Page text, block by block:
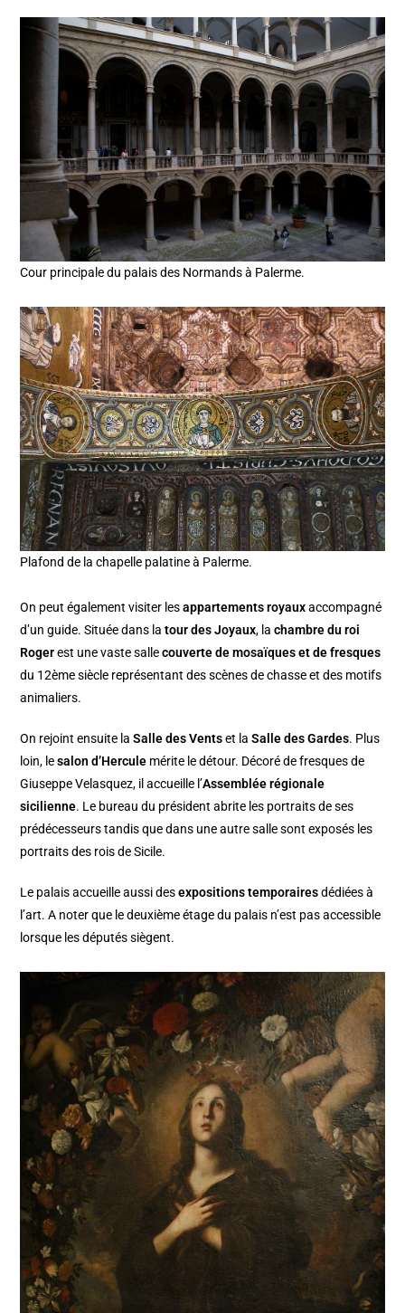
Cour principale du palais des Normands à Palerme.
Plafond de la chapelle palatine à Palerme.
On peut également visiter lesappartements royauxaccompagné
d’un guide. Située dans latour des Joyaux, lachambre du roi
Rogerest une vaste sallecouverte de mosaïques et de fresques
du 12ème siècle représentant des scènes de chasse et des motifs
animaliers.
On rejoint ensuite laSalle des Ventset laSalle des Gardes. Plus
loin, lesalon d’Hercule mérite le détour. Décoré de fresques de
Giuseppe Velasquez, il accueille l’Assemblée régionale
sicilienne. Le bureau du président abrite les portraits de ses
prédécesseurs tandis que dans une autre salle sont exposés les
portraits des rois de Sicile.
Le palais accueille aussi desexpositions temporairesdédiées à
l’art. A noter que le deuxième étage du palais n’est pas accessible
lorsque les députés siègent.